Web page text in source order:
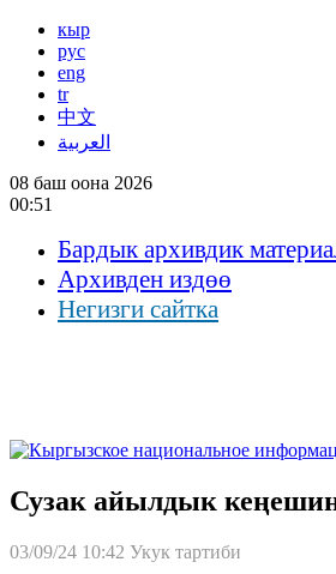
кыр
рус
eng
tr
中文
العربية
08 баш оона 2026
00:51
Бардык архивдик
Архивден издөө
Негизги сайтка
Сузак айылдык
03/09/24 10:42 Укук тартиби